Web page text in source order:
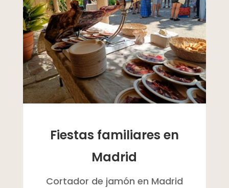
Fiestas familiares en
Madrid
Cortador de jamón en Madrid